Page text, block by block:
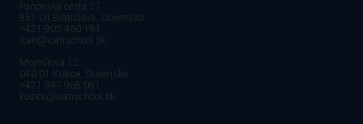
Panónska cesta 17
851 04 Bratislava, Slovensko
+421 905 460 194
ican@icanschool.sk
Mojmírova 12
040 01 Košice, Slovensko
+421 947 968 081
kosice@icanschool.sk